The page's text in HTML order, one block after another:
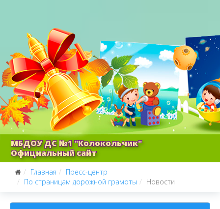
МБДОУ ДС №1 "Колокольчик"
Официальный сайт
Главная
Пресс-центр
По страницам дорожной грамоты
Новости